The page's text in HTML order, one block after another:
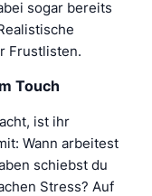
sogar bereits
Frustlisten.
Touch
ist ihr
Wann arbeitest
schiebst du
Stress? Auf